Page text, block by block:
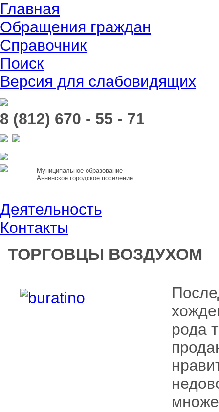
Главная
Обращения граждан
Справочник
Поиск
Версия для слабовидящих
8 (812) 670 - 55 - 71
Муниципальное образование
Аннинское городское поселение
Деятельность
Контакты
ТОРГОВЦЫ ВОЗДУХОМ
рода